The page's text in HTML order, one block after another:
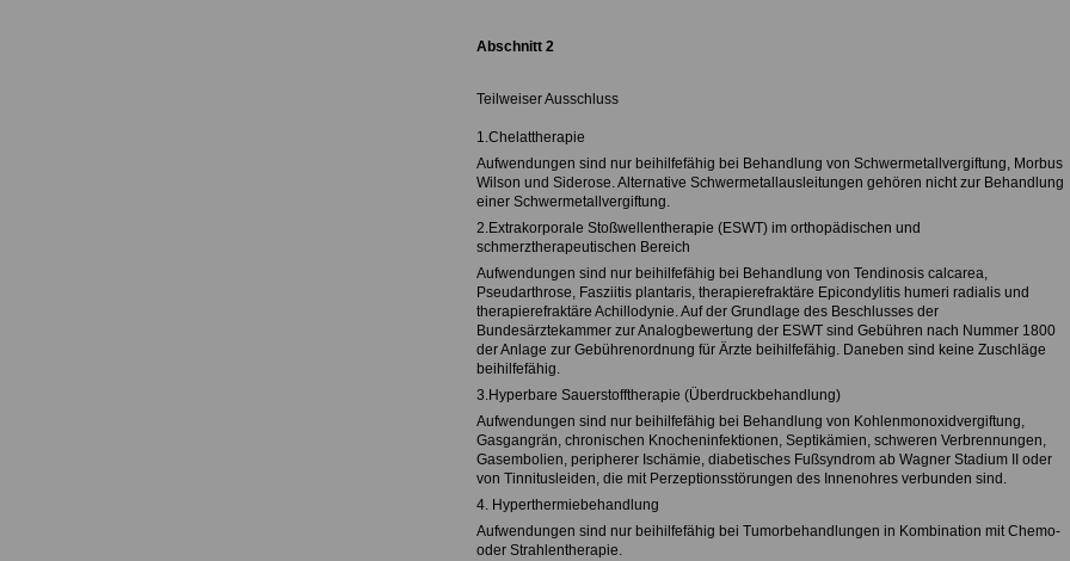
Abschnitt 2
Teilweiser Ausschluss
1.Chelattherapie
Aufwendungen sind nur beihilfefähig bei Behandlung von Schwermetallvergiftung, Morbus
Wilson und Siderose. Alternative Schwermetallausleitungen gehören nicht zur Behandlung
einer Schwermetallvergiftung.
2.Extrakorporale Stoßwellentherapie (ESWT) im orthopädischen und
schmerztherapeutischen Bereich
Aufwendungen sind nur beihilfefähig bei Behandlung von Tendinosis calcarea,
Pseudarthrose, Fasziitis plantaris, therapierefraktäre Epicondylitis humeri radialis und
therapierefraktäre Achillodynie. Auf der Grundlage des Beschlusses der
Bundesärztekammer zur Analogbewertung der ESWT sind Gebühren nach Nummer 1800
der Anlage zur Gebührenordnung für Ärzte beihilfefähig. Daneben sind keine Zuschläge
beihilfefähig.
3.Hyperbare Sauerstofftherapie (Überdruckbehandlung)
Aufwendungen sind nur beihilfefähig bei Behandlung von Kohlenmonoxidvergiftung,
Gasgangrän, chronischen Knocheninfektionen, Septikämien, schweren Verbrennungen,
Gasembolien, peripherer Ischämie, diabetisches Fußsyndrom ab Wagner Stadium II oder
von Tinnitusleiden, die mit Perzeptionsstörungen des Innenohres verbunden sind.
4. Hyperthermiebehandlung
Aufwendungen sind nur beihilfefähig bei Tumorbehandlungen in Kombination mit Chemo-
oder Strahlentherapie.